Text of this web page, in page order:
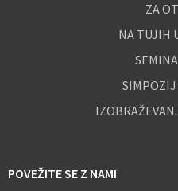
ZA
NA TUJIH
POVEŽITE SE Z NAMI